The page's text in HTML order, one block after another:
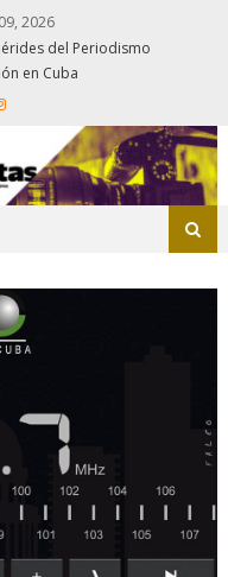
2026
del Periodismo
en Cuba